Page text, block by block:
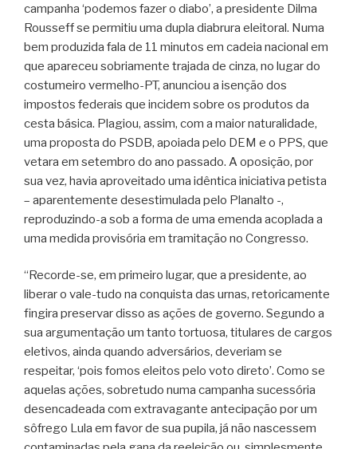
campanha ‘podemos fazer o diabo’, a presidente Dilma
Rousseff se permitiu uma dupla diabrura eleitoral. Numa
bem produzida fala de 11 minutos em cadeia nacional em
que apareceu sobriamente trajada de cinza, no lugar do
costumeiro vermelho-PT, anunciou a isenção dos
impostos federais que incidem sobre os produtos da
cesta básica. Plagiou, assim, com a maior naturalidade,
uma proposta do PSDB, apoiada pelo DEM e o PPS, que
vetara em setembro do ano passado. A oposição, por
sua vez, havia aproveitado uma idêntica iniciativa petista
– aparentemente desestimulada pelo Planalto -,
reproduzindo-a sob a forma de uma emenda acoplada a
uma medida provisória em tramitação no Congresso.
“Recorde-se, em primeiro lugar, que a presidente, ao
liberar o vale-tudo na conquista das urnas, retoricamente
fingira preservar disso as ações de governo. Segundo a
sua argumentação um tanto tortuosa, titulares de cargos
eletivos, ainda quando adversários, deveriam se
respeitar, ‘pois fomos eleitos pelo voto direto’. Como se
aquelas ações, sobretudo numa campanha sucessória
desencadeada com extravagante antecipação por um
sôfrego Lula em favor de sua pupila, já não nascessem